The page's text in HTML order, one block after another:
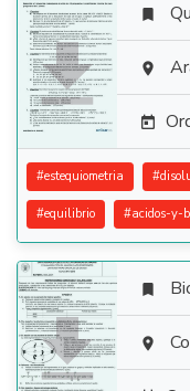




#estequiometria #
#equilibrio #acidos-y-


